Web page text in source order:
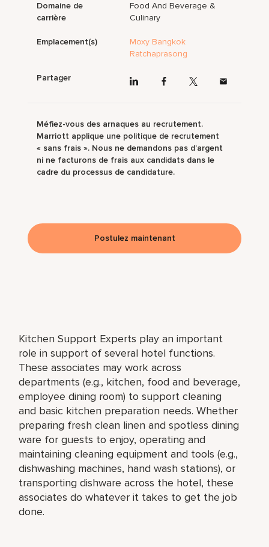
Kitchen Support Experts play an important
role in support of several hotel functions.
These associates may work across
departments (e.g., kitchen, food and beverage,
employee dining room) to support cleaning
and basic kitchen preparation needs. Whether
preparing fresh clean linen and spotless dining
ware for guests to enjoy, operating and
maintaining cleaning equipment and tools (e.g.,
dishwashing machines, hand wash stations), or
transporting dishware across the hotel, these
associates do whatever it takes to get the job
done.
Domaine de
carrière
Food And Beverage &
Culinary
Emplacement(s)
Moxy Bangkok
Ratchaprasong
Partager
Méfiez-vous des arnaques au recrutement.
Marriott applique une politique de recrutement
« sans frais ». Nous ne demandons pas d’argent
ni ne facturons de frais aux candidats dans le
cadre du processus de candidature.
Postulez maintenant